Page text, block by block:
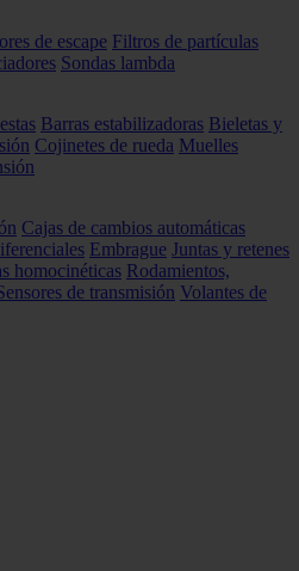
de escape Filtros de partículas
Sondas lambda
Barras estabilizadoras Bieletas y
Cojinetes de rueda Muelles
Cajas de cambios automáticas
Embrague Juntas y retenes
homocinéticas Rodamientos,
de transmisión Volantes de